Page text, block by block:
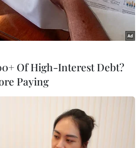
Mỹ John Bolton. (Nguồn: foxnews.com)
Of High-Interest Debt?
Paying